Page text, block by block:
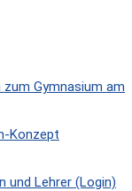
Gymnasium am
Konzept
und Lehrer (Login)